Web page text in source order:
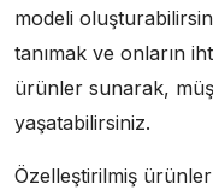
modeli
tanımak ve onların
ürünler sunarak,
yaşatabilirsiniz.
Özelleştirilmiş